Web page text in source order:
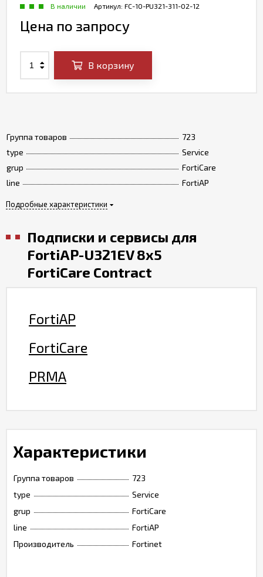
Группа товаров
723
type
Service
grup
FortiCare
line
FortiAP
Подробные характеристики
Артикул: FC-10-PU321-311-02-12
В наличии
Цена по запросу
В корзину
Подписки и сервисы для
FortiAP-U321EV 8x5
FortiCare Contract
FortiAP
FortiCare
PRMA
Характеристики
Группа товаров
723
type
Service
grup
FortiCare
line
FortiAP
Производитель
Fortinet